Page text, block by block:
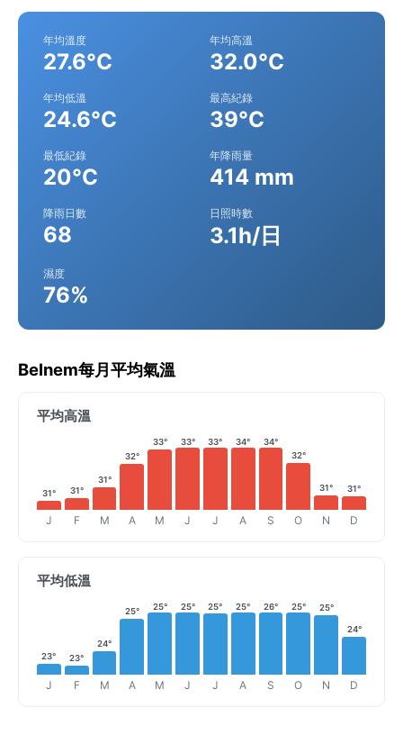
年均溫度
27.6°C
年均高溫
32.0°C
年均低溫
24.6°C
最高紀錄
39°C
最低紀錄
20°C
年降雨量
414 mm
降雨日數
68
日照時數
3.1h/日
濕度
76%
Belnem每月平均氣溫
平均高溫
31°
J
31°
F
31°
M
32°
A
33°
M
33°
J
33°
J
34°
A
34°
S
32°
O
31°
N
31°
D
平均低溫
23°
J
23°
F
24°
M
25°
A
25°
M
25°
J
25°
J
25°
A
26°
S
25°
O
25°
N
24°
D